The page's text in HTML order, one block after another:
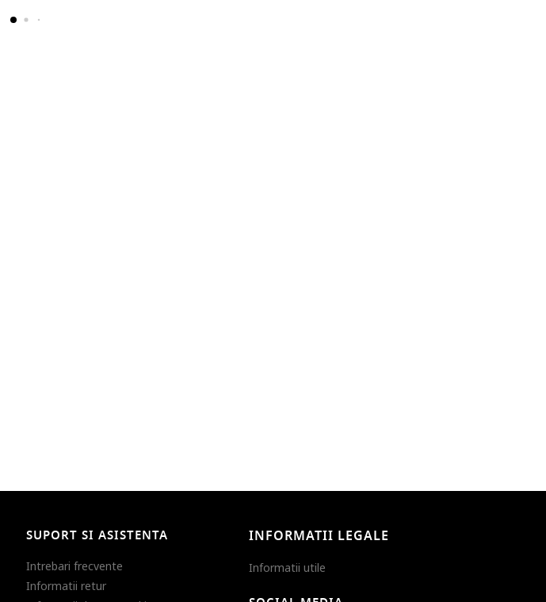
SUPORT SI ASISTENTA
Intrebari frecvente
Informatii retur
INFORMATII LEGALE
Informatii utile